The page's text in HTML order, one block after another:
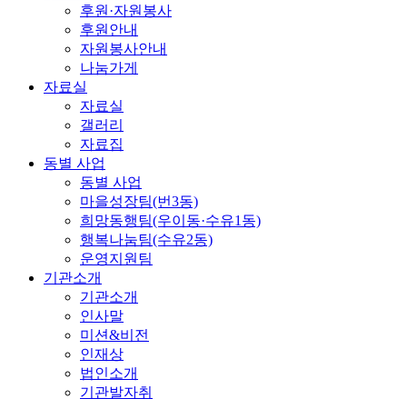
후원·자원봉사
후원안내
자원봉사안내
나눔가게
자료실
자료실
갤러리
자료집
동별 사업
동별 사업
마을성장팀(번3동)
희망동행팀(우이동·수유1동)
행복나눔팀(수유2동)
운영지원팀
기관소개
기관소개
인사말
미션&비전
인재상
법인소개
기관발자취